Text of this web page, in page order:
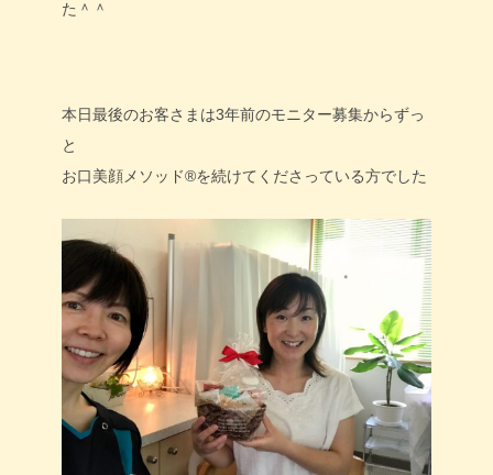
た＾＾
本日最後のお客さまは3年前のモニター募集からずっ
と
お口美顔メソッド®を続けてくださっている方でした